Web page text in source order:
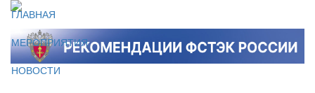
ГЛАВНАЯ
МЕРОПРИЯТИЯ
НОВОСТИ